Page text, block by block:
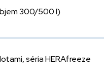
300/500 l)
séria HERAfreeze